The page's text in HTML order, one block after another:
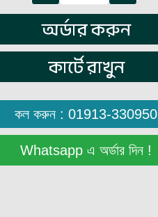
অর্ডার করুন
কার্টে রাখুন
কল করুন : 01913-330950
Whatsapp এ অর্ডার দিন !